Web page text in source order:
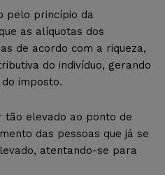
pelo princípio da
as alíquotas dos
de acordo com a riqueza,
do indivíduo, gerando
imposto.
tão elevado ao ponto de
das pessoas que já se
atentando-se para